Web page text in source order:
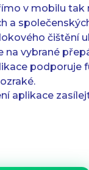
v mobilu
a
čištění
na vybrané
podporuje
aplikace